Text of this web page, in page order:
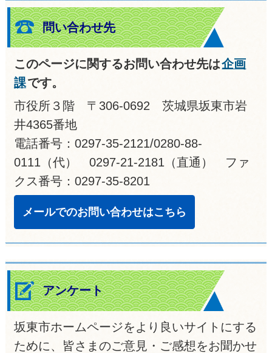
問い合わせ先
このページに関するお問い合わせ先は企画
課です。
市役所３階 〒306-0692 茨城県坂東市岩
井4365番地
電話番号：0297-35-2121/0280-88-
0111（代） 0297-21-2181（直通） ファ
クス番号：0297-35-8201
メールでのお問い合わせはこちら
アンケート
坂東市ホームページをより良いサイトにする
ために、皆さまのご意見・ご感想をお聞かせ